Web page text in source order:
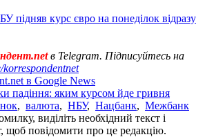
підняв курс євро на понеділок відразу
в Telegram. Підписуйтесь на
korrespondentnet
в Google News
падіння: яким курсом йде гривня
, валюта, НБУ, Нацбанк, Межбанк
виділіть необхідний текст і
щоб повідомити про це редакцію.